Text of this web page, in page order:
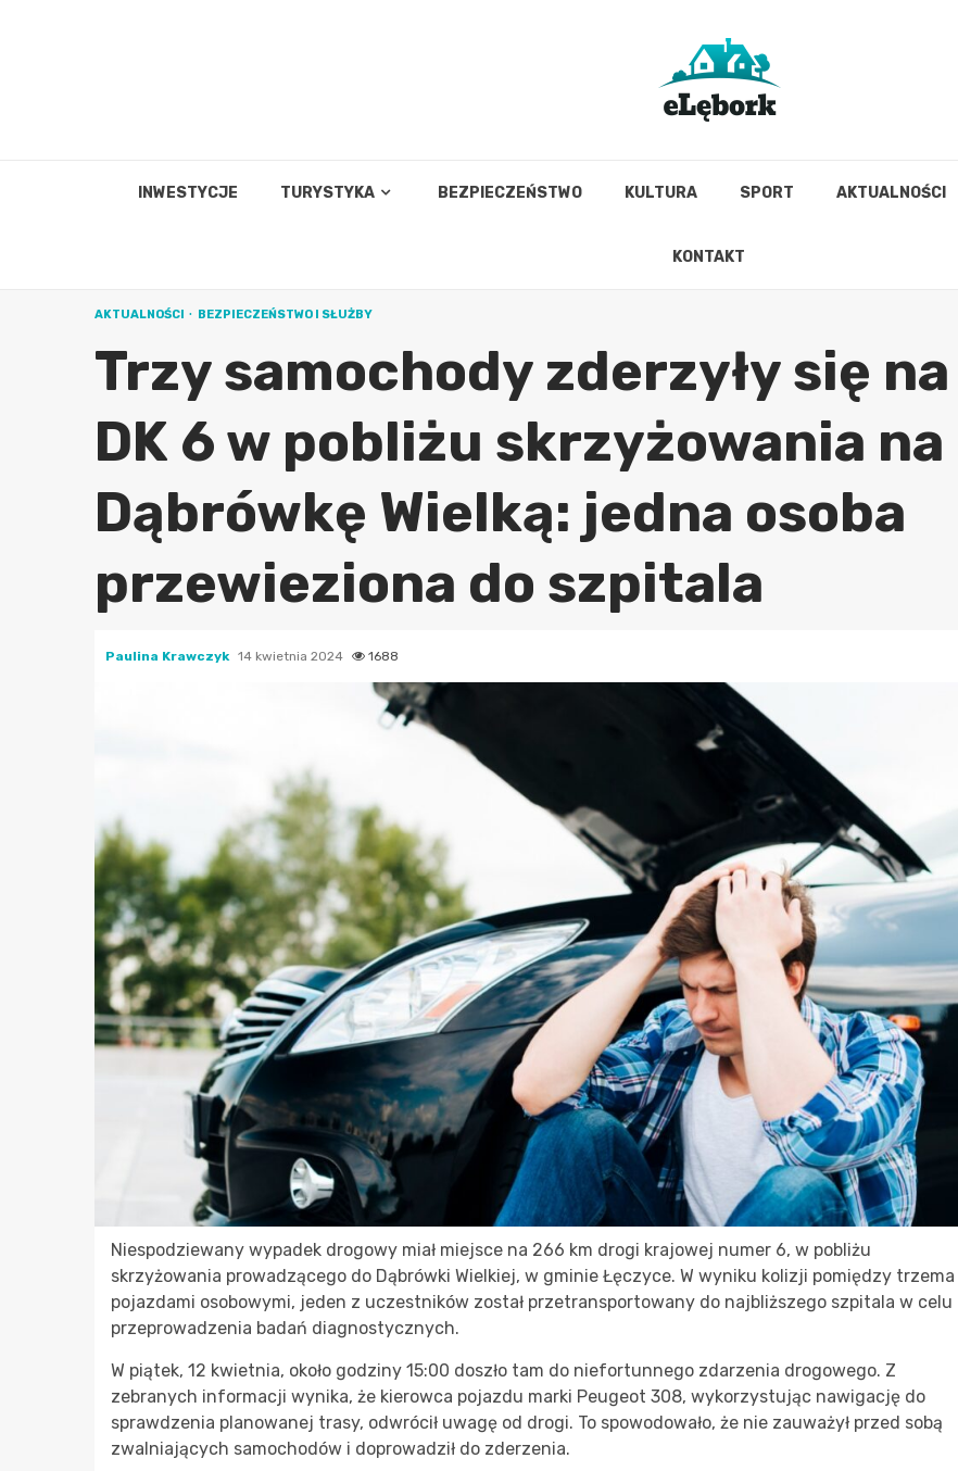
INWESTYCJE TURYSTYKA BEZPIECZEŃSTWO KULTURA SPORT AKTUALNOŚCI
KONTAKT
AKTUALNOŚCI BEZPIECZEŃSTWO I SŁUŻBY
Trzy samochody zderzyły się na
DK 6 w pobliżu skrzyżowania na
Dąbrówkę Wielką: jedna osoba
przewieziona do szpitala
Paulina Krawczyk 14 kwietnia 2024 1688
Niespodziewany wypadek drogowy miał miejsce na 266 km drogi krajowej numer 6, w pobliżu
skrzyżowania prowadzącego do Dąbrówki Wielkiej, w gminie Łęczyce. W wyniku kolizji pomiędzy trzema
pojazdami osobowymi, jeden z uczestników został przetransportowany do najbliższego szpitala w celu
przeprowadzenia badań diagnostycznych.
W piątek, 12 kwietnia, około godziny 15:00 doszło tam do niefortunnego zdarzenia drogowego. Z
zebranych informacji wynika, że kierowca pojazdu marki Peugeot 308, wykorzystując nawigację do
sprawdzenia planowanej trasy, odwrócił uwagę od drogi. To spowodowało, że nie zauważył przed sobą
zwalniających samochodów i doprowadził do zderzenia.